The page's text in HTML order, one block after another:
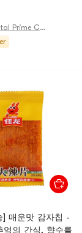
Oriental Prime Choices
] 매운맛 감자칩 -
억의 간식, 향수를